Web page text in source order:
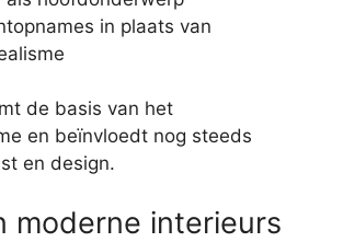
in plaats van
de basis van het
en beïnvloedt nog steeds
en design.
moderne interieurs